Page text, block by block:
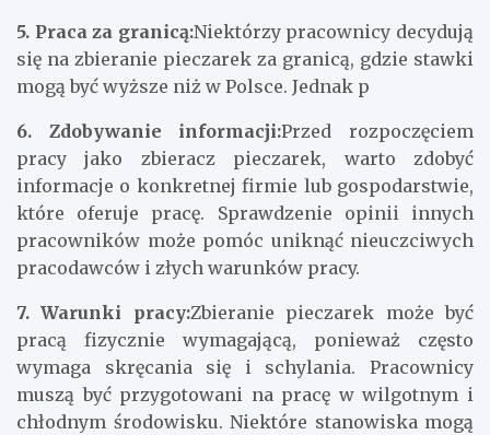
5. Praca za granicą:Niektórzy pracownicy decydują
się na zbieranie pieczarek za granicą, gdzie stawki
mogą być wyższe niż w Polsce. Jednak p
6. Zdobywanie informacji:Przed rozpoczęciem
pracy jako zbieracz pieczarek, warto zdobyć
informacje o konkretnej firmie lub gospodarstwie,
które oferuje pracę. Sprawdzenie opinii innych
pracowników może pomóc uniknąć nieuczciwych
pracodawców i złych warunków pracy.
7. Warunki pracy:Zbieranie pieczarek może być
pracą fizycznie wymagającą, ponieważ często
wymaga skręcania się i schylania. Pracownicy
muszą być przygotowani na pracę w wilgotnym i
chłodnym środowisku. Niektóre stanowiska mogą